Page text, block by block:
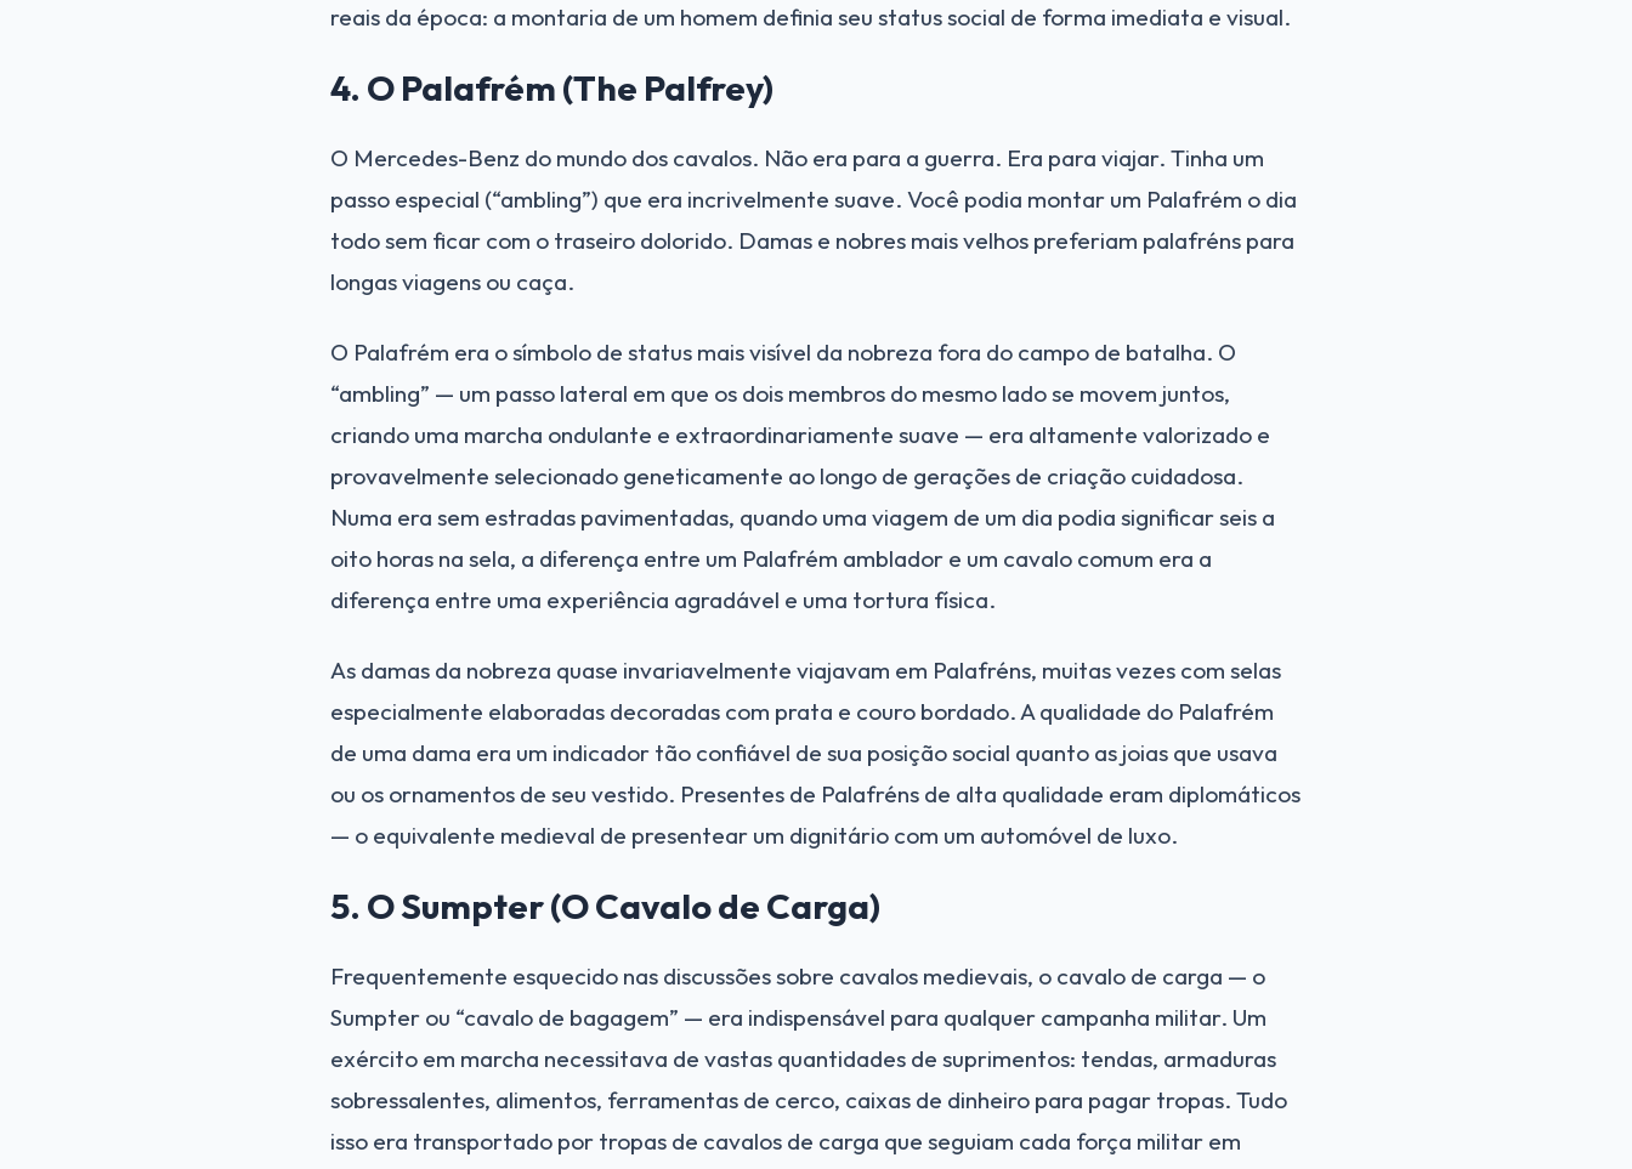
reais da época: a montaria de um homem definia seu status social de forma imediata e visual.
4. O Palafrém (The Palfrey)
O Mercedes-Benz do mundo dos cavalos. Não era para a guerra. Era para viajar. Tinha um
passo especial (“ambling”) que era incrivelmente suave. Você podia montar um Palafrém o dia
todo sem ficar com o traseiro dolorido. Damas e nobres mais velhos preferiam palafréns para
longas viagens ou caça.
O Palafrém era o símbolo de status mais visível da nobreza fora do campo de batalha. O
“ambling” — um passo lateral em que os dois membros do mesmo lado se movem juntos,
criando uma marcha ondulante e extraordinariamente suave — era altamente valorizado e
provavelmente selecionado geneticamente ao longo de gerações de criação cuidadosa.
Numa era sem estradas pavimentadas, quando uma viagem de um dia podia significar seis a
oito horas na sela, a diferença entre um Palafrém amblador e um cavalo comum era a
diferença entre uma experiência agradável e uma tortura física.
As damas da nobreza quase invariavelmente viajavam em Palafréns, muitas vezes com selas
especialmente elaboradas decoradas com prata e couro bordado. A qualidade do Palafrém
de uma dama era um indicador tão confiável de sua posição social quanto as joias que usava
ou os ornamentos de seu vestido. Presentes de Palafréns de alta qualidade eram diplomáticos
— o equivalente medieval de presentear um dignitário com um automóvel de luxo.
5. O Sumpter (O Cavalo de Carga)
Frequentemente esquecido nas discussões sobre cavalos medievais, o cavalo de carga — o
Sumpter ou “cavalo de bagagem” — era indispensável para qualquer campanha militar. Um
exército em marcha necessitava de vastas quantidades de suprimentos: tendas, armaduras
sobressalentes, alimentos, ferramentas de cerco, caixas de dinheiro para pagar tropas. Tudo
isso era transportado por tropas de cavalos de carga que seguiam cada força militar em